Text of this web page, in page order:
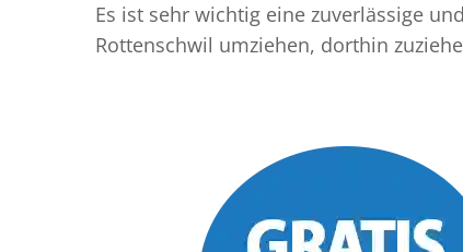
Es ist sehr wichtig eine zuverlässige
Rottenschwil umziehen, dorthin